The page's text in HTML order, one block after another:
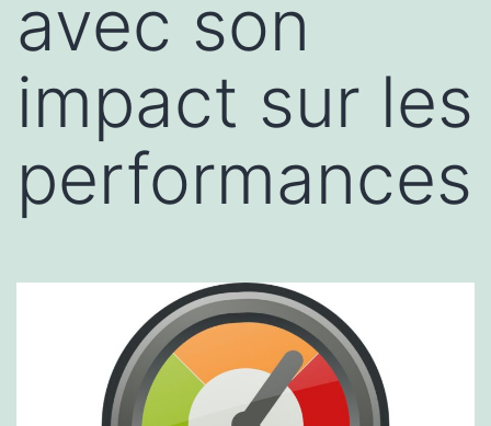
avec son
impact sur les
performances